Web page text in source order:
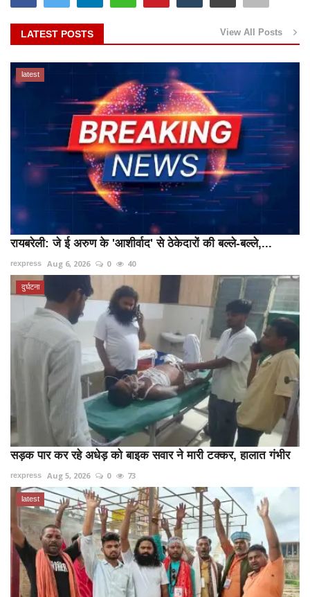
LATEST POSTS View All Posts
latest
रायबरेली: जे ई अरुण के 'आशीर्वाद' से ठेकेदारों की बल्ले-बल्ले,...
rexpress Aug 6, 2026 0 40
दुर्घटना
सड़क पार कर रहे अधेड़ को बाइक सवार ने मारी टक्कर, हालात गंभीर
rexpress Aug 5, 2026 0 73
latest